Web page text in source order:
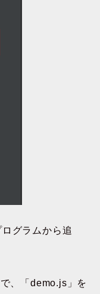
グラムから追
、「demo.js」を